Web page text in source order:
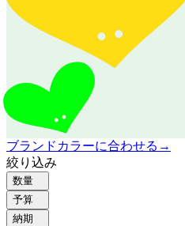
ブランドカラーに合わせる →
絞り込み
数量
予算
納期